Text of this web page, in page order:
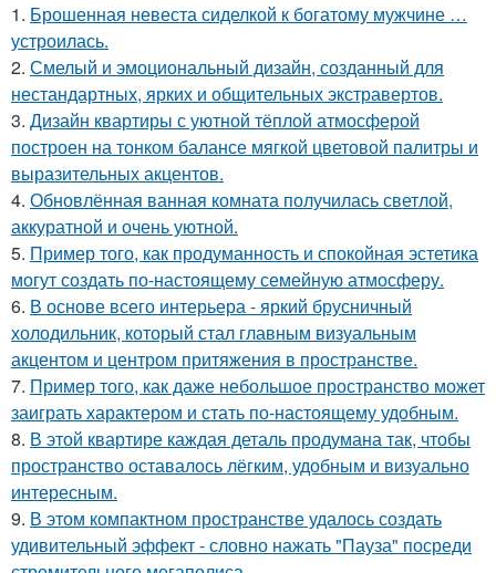
1. Брошенная невеста сиделкой к богатому мужчине …
устроилась.
2. Смелый и эмоциональный дизайн, созданный для
нестандартных, ярких и общительных экстравертов.
3. Дизайн квартиры с уютной тёплой атмосферой
построен на тонком балансе мягкой цветовой палитры и
выразительных акцентов.
4. Обновлённая ванная комната получилась светлой,
аккуратной и очень уютной.
5. Пример того, как продуманность и спокойная эстетика
могут создать по-настоящему семейную атмосферу.
6. В основе всего интерьера - яркий брусничный
холодильник, который стал главным визуальным
акцентом и центром притяжения в пространстве.
7. Пример того, как даже небольшое пространство может
заиграть характером и стать по-настоящему удобным.
8. В этой квартире каждая деталь продумана так, чтобы
пространство оставалось лёгким, удобным и визуально
интересным.
9. В этом компактном пространстве удалось создать
удивительный эффект - словно нажать "Пауза" посреди